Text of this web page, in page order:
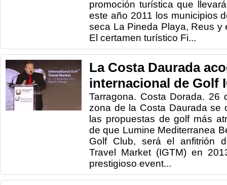
promoción turística que
este año 2011 los municipios
seca La Pineda Playa, Reus y
El certamen turístico Fi...
La Costa Daurada
internacional de Golf
Tarragona. Costa Dorada. 26
zona de la Costa Daurada se
las propuestas de golf más
de que Lumine Mediterranea
Golf Club, será el anfitrión
Travel Market (IGTM) en
prestigioso event...